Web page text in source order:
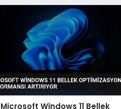
Microsoft Windows 11 Bellek